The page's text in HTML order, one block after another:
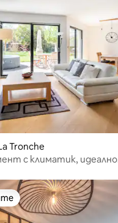
Tronche
с климатик, идеално